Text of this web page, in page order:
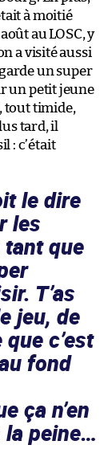
à moitié
au LOSC, y
a visité aussi
un super
un petit jeune
tout timide,
tard, il
: c’était
le dire
les
que
T’as
jeu, de
c’est
fond
ça n’en
la peine…